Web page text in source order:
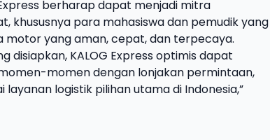
berharap dapat menjadi mitra
khususnya para mahasiswa dan pemudik yang
motor yang aman, cepat, dan terpecaya.
disiapkan, KALOG Express optimis dapat
momen dengan lonjakan permintaan,
logistik pilihan utama di Indonesia,”